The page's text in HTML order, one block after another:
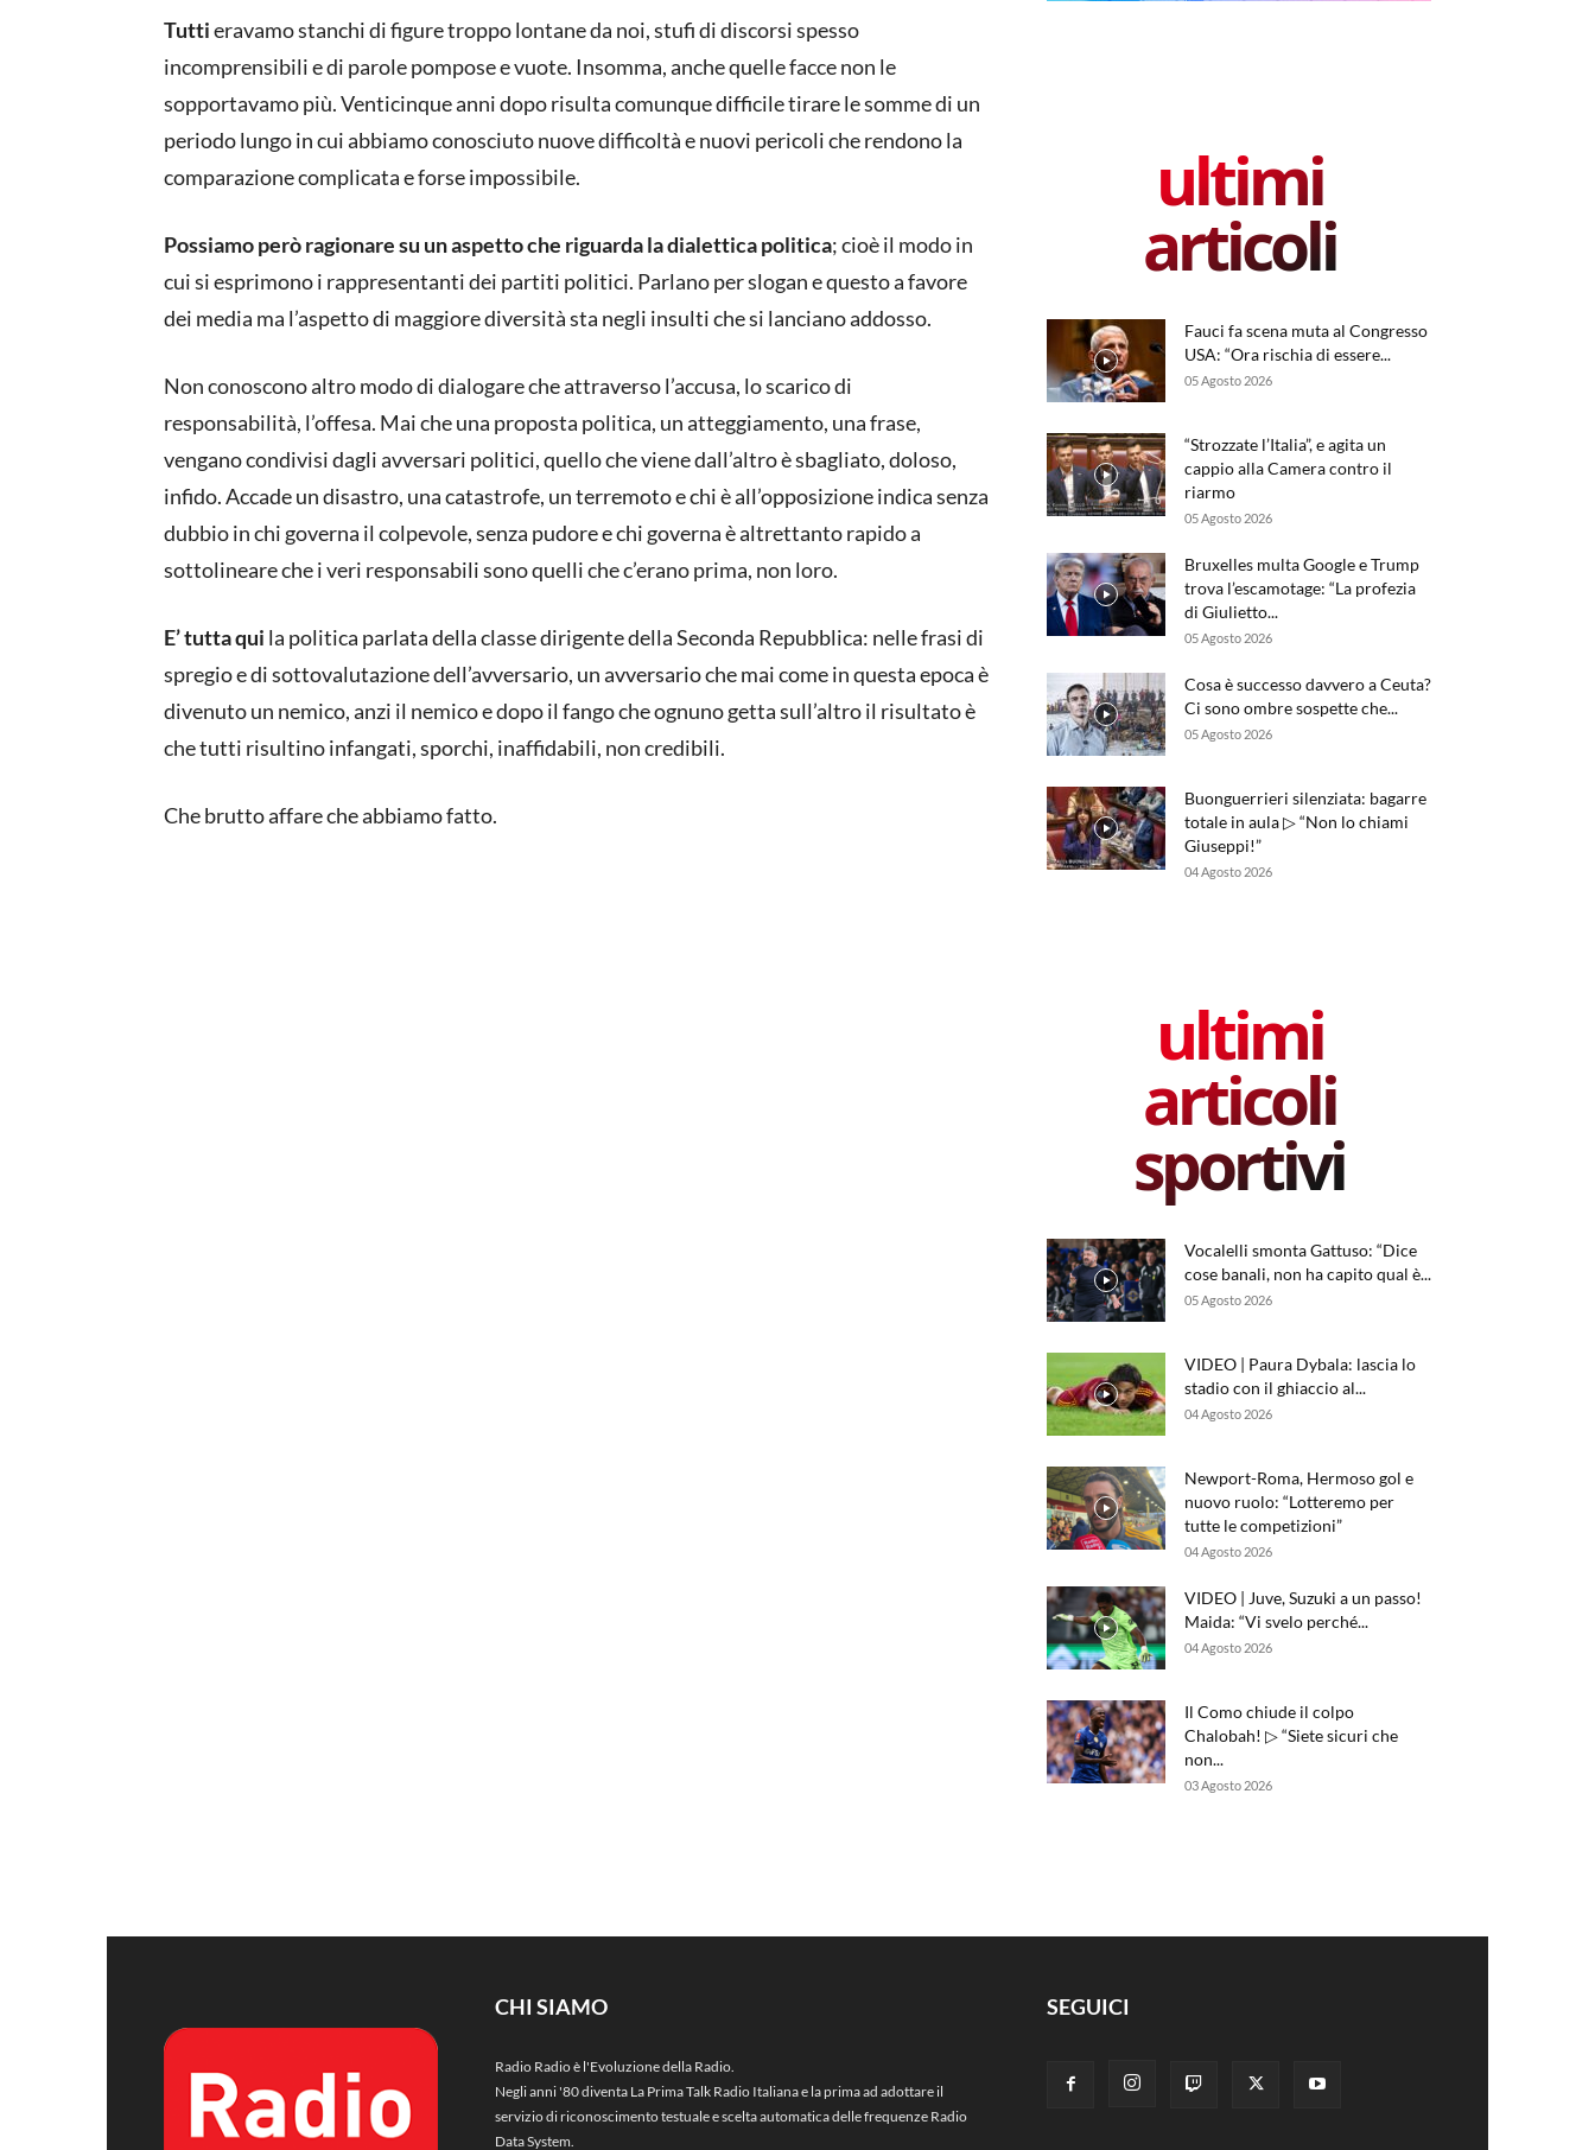
Tuttieravamo stanchi di figure troppo lontane da noi, stufi di discorsi spesso
incomprensibili e di parole pompose e vuote. Insomma, anche quelle facce non le
sopportavamo più. Venticinque anni dopo risulta comunque difficile tirare le somme di un
periodo lungo in cui abbiamo conosciuto nuove difficoltà e nuovi pericoli che rendono la
comparazione complicata e forse impossibile.
Possiamo però ragionare su un aspetto che riguarda la dialettica politica; cioè il modo in
cui si esprimono i rappresentanti dei partiti politici. Parlano per slogan e questo a favore
dei media ma l’aspetto di maggiore diversità sta negli insulti che si lanciano addosso.
Non conoscono altro modo di dialogare che attraverso l’accusa, lo scarico di
responsabilità, l’offesa. Mai che una proposta politica, un atteggiamento, una frase,
vengano condivisi dagli avversari politici, quello che viene dall’altro è sbagliato, doloso,
infido. Accade un disastro, una catastrofe, un terremoto e chi è all’opposizione indica senza
dubbio in chi governa il colpevole, senza pudore e chi governa è altrettanto rapido a
sottolineare che i veri responsabili sono quelli che c’erano prima, non loro.
E’ tutta qui la politica parlata della classe dirigente della Seconda Repubblica: nelle frasi di
spregio e di sottovalutazione dell’avversario, un avversario che mai come in questa epoca è
divenuto un nemico, anzi il nemico e dopo il fango che ognuno getta sull’altro il risultato è
che tutti risultino infangati, sporchi, inaffidabili, non credibili.
Che brutto affare che abbiamo fatto.
ultimi
articoli
Fauci fa scena muta al Congresso
USA: “Ora rischia di essere...
05 Agosto 2026
“Strozzate l’Italia”, e agita un
cappio alla Camera contro il
riarmo
05 Agosto 2026
Bruxelles multa Google e Trump
trova l’escamotage: “La profezia
di Giulietto...
05 Agosto 2026
Cosa è successo davvero a Ceuta?
Ci sono ombre sospette che...
05 Agosto 2026
Buonguerrieri silenziata: bagarre
totale in aula ▷ “Non lo chiami
Giuseppi!”
04 Agosto 2026
ultimi
articoli
sportivi
Vocalelli smonta Gattuso: “Dice
cose banali, non ha capito qual è...
05 Agosto 2026
VIDEO | Paura Dybala: lascia lo
stadio con il ghiaccio al...
04 Agosto 2026
Newport-Roma, Hermoso gol e
nuovo ruolo: “Lotteremo per
tutte le competizioni”
04 Agosto 2026
VIDEO | Juve, Suzuki a un passo!
Maida: “Vi svelo perché...
04 Agosto 2026
Il Como chiude il colpo
Chalobah! ▷ “Siete sicuri che
non...
03 Agosto 2026
CHI SIAMO
Radio Radio è l'Evoluzione della Radio.
Negli anni '80 diventa La Prima Talk Radio Italiana e la prima ad adottare il
servizio di riconoscimento testuale e scelta automatica delle frequenze Radio
Data System.
SEGUICI